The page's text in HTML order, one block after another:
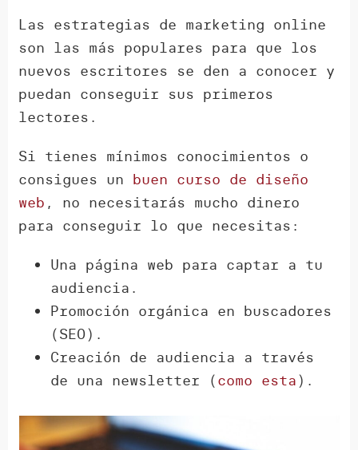
Las estrategias de marketing online
son las más populares para que los
nuevos escritores se den a conocer y
puedan conseguir sus primeros
lectores.
Si tienes mínimos conocimientos o
consigues un buen curso de diseño
web , no necesitarás mucho dinero
para conseguir lo que necesitas:
Una página web para captar a tu
audiencia.
Promoción orgánica en buscadores
(SEO).
Creación de audiencia a través
de una newsletter (como esta).